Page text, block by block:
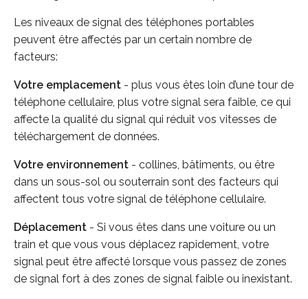
Les niveaux de signal des téléphones portables
peuvent être affectés par un certain nombre de
facteurs:
Votre emplacement - plus vous êtes loin d’une tour de
téléphone cellulaire, plus votre signal sera faible, ce qui
affecte la qualité du signal qui réduit vos vitesses de
téléchargement de données.
Votre environnement - collines, bâtiments, ou être
dans un sous-sol ou souterrain sont des facteurs qui
affectent tous votre signal de téléphone cellulaire.
Déplacement - Si vous êtes dans une voiture ou un
train et que vous vous déplacez rapidement, votre
signal peut être affecté lorsque vous passez de zones
de signal fort à des zones de signal faible ou inexistant.